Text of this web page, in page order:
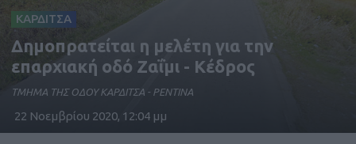
ΚΑΡΔΙΤΣΑ
Δημοπρατείται η μελέτη για την
επαρχιακή οδό Ζαΐμι - Κέδρος
ΤΜΗΜΑ ΤΗΣ ΟΔΟΥ ΚΑΡΔΙΤΣΑ - ΡΕΝΤΙΝΑ
22 Νοεμβρίου 2020, 12:04 μμ